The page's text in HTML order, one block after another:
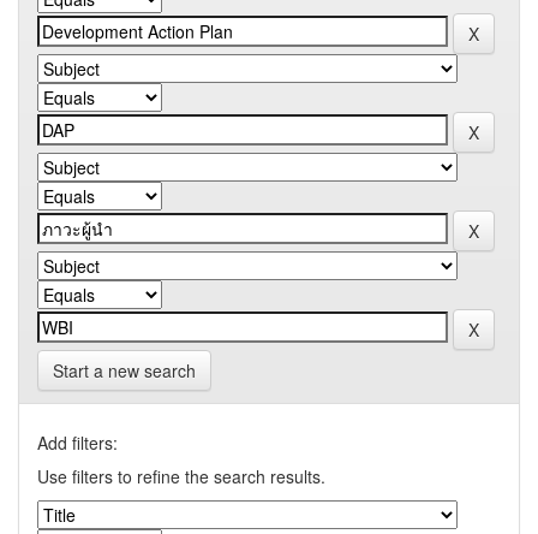
Start a new search
Add filters:
Use filters to refine the search results.